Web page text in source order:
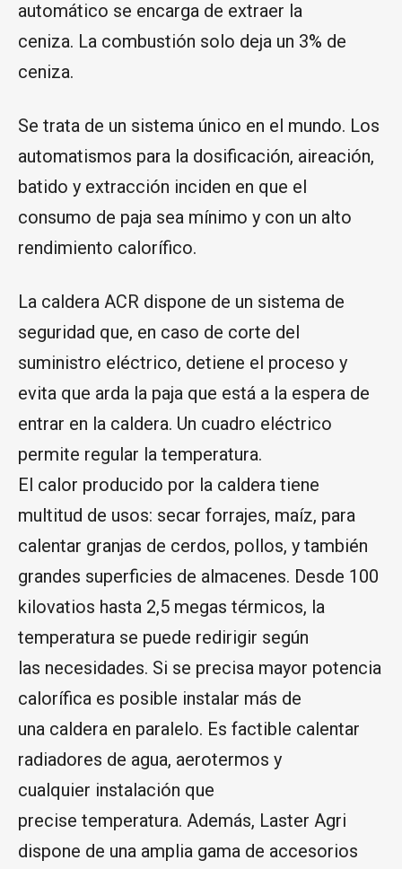
automático se encarga de extraer la
ceniza. La combustión solo deja un 3% de
ceniza.
Se trata de un sistema único en el mundo. Los
automatismos para la dosificación, aireación,
batido y extracción inciden en que el
consumo de paja sea mínimo y con un alto
rendimiento calorífico.
La caldera ACR dispone de un sistema de
seguridad que, en caso de corte del
suministro eléctrico, detiene el proceso y
evita que arda la paja que está a la espera de
entrar en la caldera. Un cuadro eléctrico
permite regular la temperatura.
El calor producido por la caldera tiene
multitud de usos: secar forrajes, maíz, para
calentar granjas de cerdos, pollos, y también
grandes superficies de almacenes. Desde 100
kilovatios hasta 2,5 megas térmicos, la
temperatura se puede redirigir según
las necesidades. Si se precisa mayor potencia
calorífica es posible instalar más de
una caldera en paralelo. Es factible calentar
radiadores de agua, aerotermos y
cualquier instalación que
precise temperatura. Además, Laster Agri
dispone de una amplia gama de accesorios